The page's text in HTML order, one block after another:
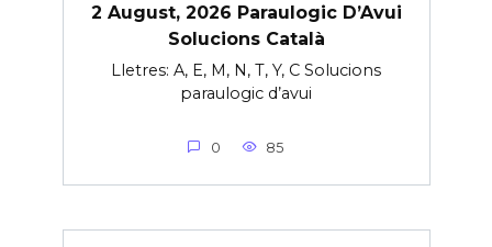
2 August, 2026 Paraulogic D’Avui
Solucions Català
Lletres: A, E, M, N, T, Y, C Solucions
paraulogic d’avui
0 85